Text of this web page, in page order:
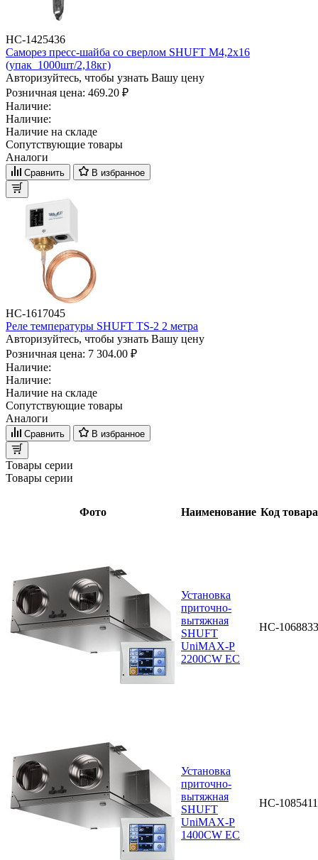
НС-1425436
Саморез пресс-шайба со сверлом SHUFT М4,2x16
(упак_1000шт/2,18кг)
Авторизуйтесь, чтобы узнать Вашу цену
Розничная цена: 469.20 ₽
Наличие:
Наличие:
Наличие на складе
Сопутствующие товары
Аналоги
Сравнить В избранное
НС-1617045
Реле температуры SHUFT TS-2 2 метра
Авторизуйтесь, чтобы узнать Вашу цену
Розничная цена: 7 304.00 ₽
Наличие:
Наличие:
Наличие на складе
Сопутствующие товары
Аналоги
Сравнить В избранное
Товары серии
Товары серии
Фото Наименование Код товара
Установка
приточно-
вытяжная
SHUFT
UniMAX-P
2200CW EC
НС-1068833
Установка
приточно-
вытяжная
SHUFT
UniMAX-P
1400CW EC
НС-1085411